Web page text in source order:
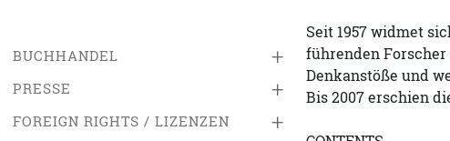
+
BUCHHANDEL
+
PRESSE
+
FOREIGN RIGHTS / LIZENZEN
Seit 1957 widmet
führenden
Denkanstöße und
Bis 2007 erschien